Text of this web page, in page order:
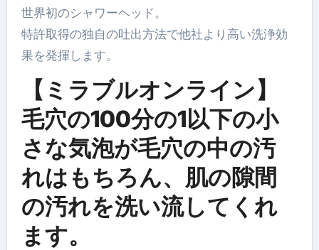
世界初のシャワーヘッド。
特許取得の独自の吐出方法で他社より高い洗浄効
果を発揮します。
【ミラブルオンライン】
毛穴の100分の1以下の小
さな気泡が毛穴の中の汚
れはもちろん、肌の隙間
の汚れを洗い流してくれ
ます。